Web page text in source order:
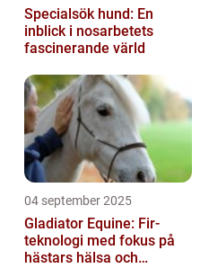
Specialsök hund: En
inblick i nosarbetets
fascinerande värld
04 september 2025
Gladiator Equine: Fir-
teknologi med fokus på
hästars hälsa och